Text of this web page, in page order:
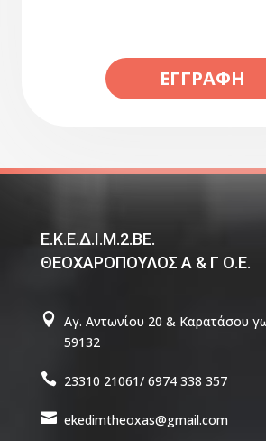
ΕΓΓΡΑΦΉ
Ε.Κ.Ε.Δ.Ι.Μ.2.ΒΕ.
ΘΕΟΧΑΡΟΠΟΥΛΟΣ Α & Γ Ο.Ε.
 Αγ. Αντωνίου 20 & Καρατάσου
59132
 23310 21061/ 6974 338 357
 ekedimtheoxas@gmail.com